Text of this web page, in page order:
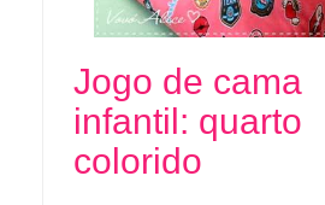
Jogo de cama
infantil: quarto
colorido